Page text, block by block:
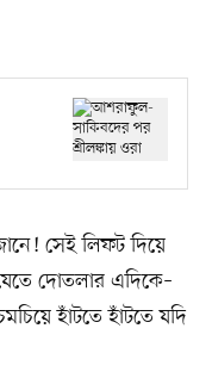
সেই লিফট দিয়ে
দোতলার এদিকে–
হাঁটতে হাঁটতে যদি